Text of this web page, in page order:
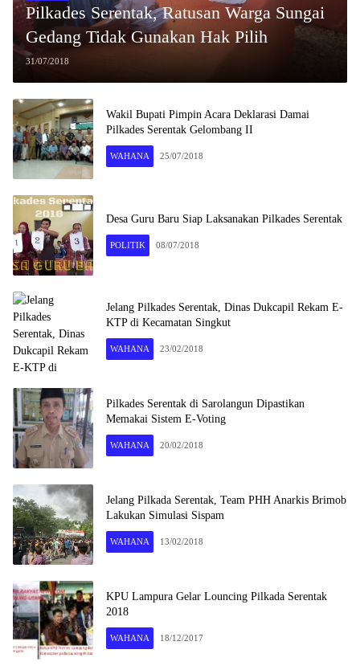
Pilkades Serentak, Ratusan Warga Sungai
Gedang Tidak Gunakan Hak Pilih
31/07/2018
Wakil Bupati Pimpin Acara Deklarasi Damai
Pilkades Serentak Gelombang II
WAHANA 25/07/2018
Desa Guru Baru Siap Laksanakan Pilkades Serentak
POLITIK 08/07/2018
Jelang Pilkades Serentak, Dinas Dukcapil Rekam E-
KTP di Kecamatan Singkut
WAHANA 23/02/2018
Pilkades Serentak di Sarolangun Dipastikan
Memakai Sistem E-Voting
WAHANA 20/02/2018
Jelang Pilkada Serentak, Team PHH Anarkis Brimob
Lakukan Simulasi Sispam
WAHANA 13/02/2018
KPU Lampura Gelar Louncing Pilkada Serentak
2018
WAHANA 18/12/2017